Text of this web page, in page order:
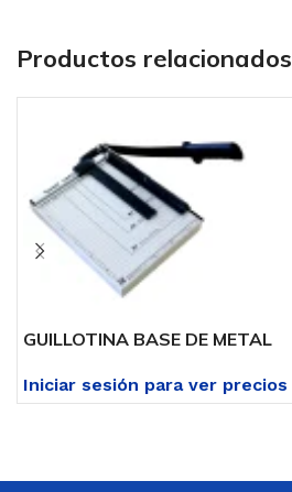
Productos relacionados
GUILLOTINA BASE DE METAL
Iniciar sesión para ver precios